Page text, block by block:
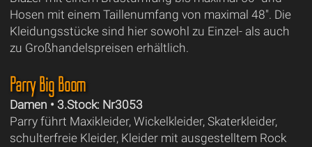
Hosen mit einem Taillenumfang von maximal 48". Die
Kleidungsstücke sind hier sowohl zu Einzel- als auch
zu Großhandelspreisen erhältlich.
Parry Big Boom
Damen • 3.Stock: Nr3053
Parry führt Maxikleider, Wickelkleider, Skaterkleider,
schulterfreie Kleider, Kleider mit ausgestelltem Rock